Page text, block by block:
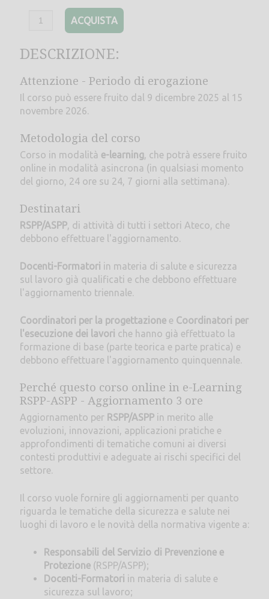
ACQUISTA
DESCRIZIONE:
Attenzione - Periodo di erogazione
Il corso può essere fruito dal 9 dicembre 2025 al 15
novembre 2026.
Metodologia del corso
Corso in modalità e-learning, che potrà essere fruito
online in modalità asincrona (in qualsiasi momento
del giorno, 24 ore su 24, 7 giorni alla settimana).
Destinatari
RSPP/ASPP, di attività di tutti i settori Ateco, che
debbono effettuare l'aggiornamento.
Docenti-Formatori in materia di salute e sicurezza
sul lavoro già qualificati e che debbono effettuare
l'aggiornamento triennale.
Coordinatori per la progettazionee Coordinatori per
l'esecuzione dei lavori che hanno già effettuato la
formazione di base (parte teorica e parte pratica) e
debbono effettuare l'aggiornamento quinquennale.
Perché questo corso online in e-Learning
RSPP-ASPP - Aggiornamento 3 ore
Aggiornamento per RSPP/ASPPin merito alle
evoluzioni, innovazioni, applicazioni pratiche e
approfondimenti di tematiche comuni ai diversi
contesti produttivi e adeguate ai rischi specifici del
settore.
Il corso vuole fornire gli aggiornamenti per quanto
riguarda le tematiche della sicurezza e salute nei
luoghi di lavoro e le novità della normativa vigente a:
Responsabili del Servizio di Prevenzione e
Protezione(RSPP/ASPP);
Docenti-Formatori in materia di salute e
sicurezza sul lavoro;